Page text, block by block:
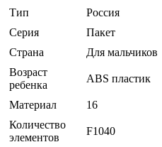
Тип
Россия
Серия
Пакет
Страна
Для мальчиков
Возраст
ребенка
ABS пластик
Материал
16
Количество
элементов
F1040